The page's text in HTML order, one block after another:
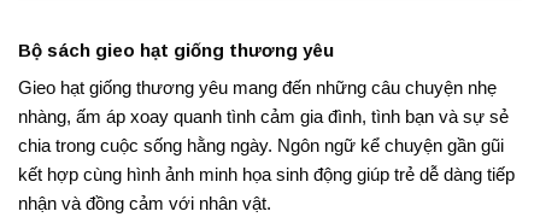
Bộ sách gieo hạt giống thương yêu
Gieo hạt giống thương yêu mang đến những câu chuyện nhẹ
nhàng, ấm áp xoay quanh tình cảm gia đình, tình bạn và sự sẻ
chia trong cuộc sống hằng ngày. Ngôn ngữ kể chuyện gần gũi
kết hợp cùng hình ảnh minh họa sinh động giúp trẻ dễ dàng tiếp
nhận và đồng cảm với nhân vật.